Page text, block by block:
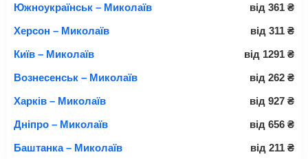
Южноукраїнськ – Миколаїв
від 361 ₴
Херсон – Миколаїв
від 311 ₴
Київ – Миколаїв
від 1291 ₴
Вознесенськ – Миколаїв
від 262 ₴
Харків – Миколаїв
від 927 ₴
Дніпро – Миколаїв
від 656 ₴
Баштанка – Миколаїв
від 211 ₴